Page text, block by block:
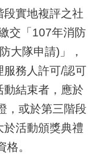
實地複評之社
交「107年消防
大隊申請) 」，
服務人許可/認可
動結束者，應於
，或於第三階段
活動頒獎典禮
。